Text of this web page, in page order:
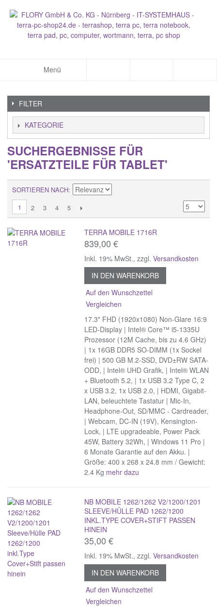
Menü
FILTER
KATEGORIE
SUCHERGEBNISSE FÜR
'ERSATZTEILE FÜR TABLET'
SORTIEREN NACH
1
2 3 4 5
TERRA MOBILE 1716R
839,00 €
Inkl. 19% MwSt.,zzgl.Versandkosten
IN DEN WARENKORB
Auf den Wunschzettel
Vergleichen
17.3" FHD (1920x1080) Non-Glare 16:9
LED-Display | Intel® Core™ i5-1335U
Prozessor (12M Cache, bis zu 4.6 GHz)
| 1x 16GB DDR5 SO-DIMM (1x Sockel
frei) | 500 GB M.2-SSD, DVD±RW SATA-
ODD, | Intel® UHD Grafik, | Intel® WLAN
+ Bluetooth 5.2, | 1x USB 3.2 Type C, 2
x USB 3.2, 1x USB 2.0, | HDMI, Gigabit-
LAN, beleuchtete Tastatur | Mic-In,
Headphone-Out, SD/MMC - Cardreader,
| Webcam, DC-IN (19V), Kensington-
Lock, | LTE upgradeable, Power Pack
45W, Battery 32Wh, | Windows 11 Pro |
6 Monate Garantie auf den Akku. |
Größe: 400 x 268 x 24.8 mm / Gewicht:
2.4 Kg mehr dazu
NB MOBILE 1262/1262 V2/1200/1201
SLEEVE/HÜLLE PAD 1262/1200
INKL.TYPE COVER+STIFT PASSEN
HINEIN
35,00 €
Inkl. 19% MwSt.,zzgl.Versandkosten
IN DEN WARENKORB
Auf den Wunschzettel
Vergleichen